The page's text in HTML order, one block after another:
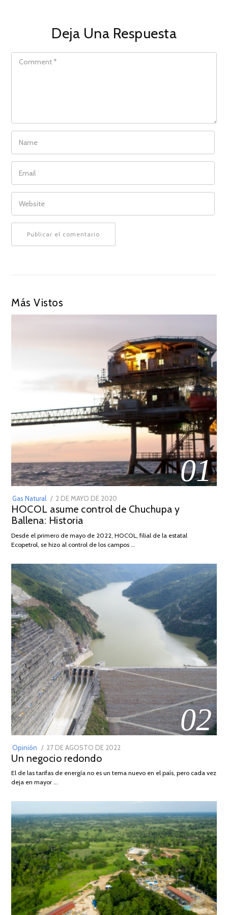
Deja Una Respuesta
COMMENT
NAME
EMAIL
WEBSITE
Más Vistos
01
Gas Natural
POSTED
ON
2 DE MAYO DE 2020
DE
2026
HOCOL asume control de Chuchupa y
Ballena: Historia
Desde el primero de mayo de 2022, HOCOL, filial de la estatal
Ecopetrol, se hizo al control de los campos …
02
Opinión
POSTED
ON
27 DE AGOSTO DE 2022
Un negocio redondo
El de las tarifas de energía no es un tema nuevo en el país, pero cada vez
deja en mayor …